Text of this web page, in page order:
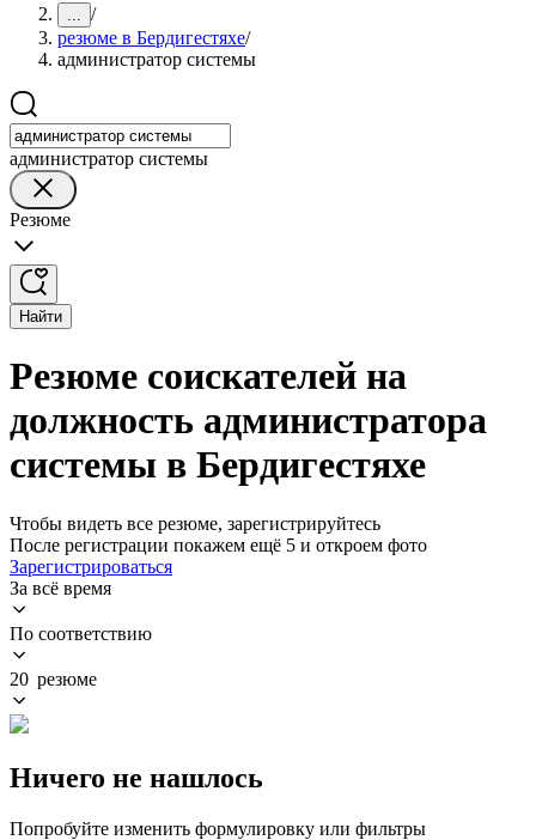
... /
резюме в Бердигестяхе/
администратор системы
администратор системы
Резюме
Найти
Резюме соискателей на
должность администратора
системы в Бердигестяхе
Чтобы видеть все резюме, зарегистрируйтесь
После регистрации покажем ещё 5 и откроем фото
Зарегистрироваться
За всё время
По соответствию
20 резюме
Ничего не нашлось
Попробуйте изменить формулировку или фильтры